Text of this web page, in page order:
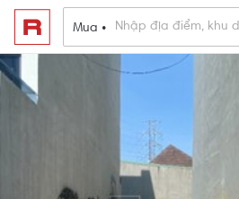
Mua •